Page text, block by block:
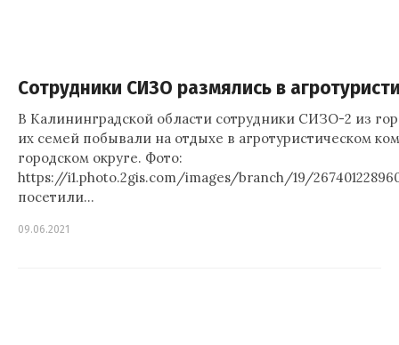
Сотрудники СИЗО размялись в
В Калининградской области сотрудники СИЗО-2 из
их семей побывали на отдыхе в агротуристическом
городском округе. Фото:
https://i1.photo.2gis.com/images/branch/19/
посетили…
09.06.2021